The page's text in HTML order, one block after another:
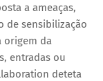
a ameaças,
de sensibilização
origem da
entradas ou
deteta